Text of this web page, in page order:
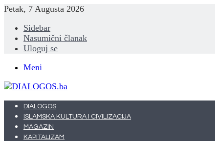
Petak, 7 Augusta 2026
Sidebar
Nasumični članak
Uloguj se
Meni
DIALOGOS
ISLAMSKA KULTURA I CIVILIZACIJA
MAGAZIN
KAPITALIZAM